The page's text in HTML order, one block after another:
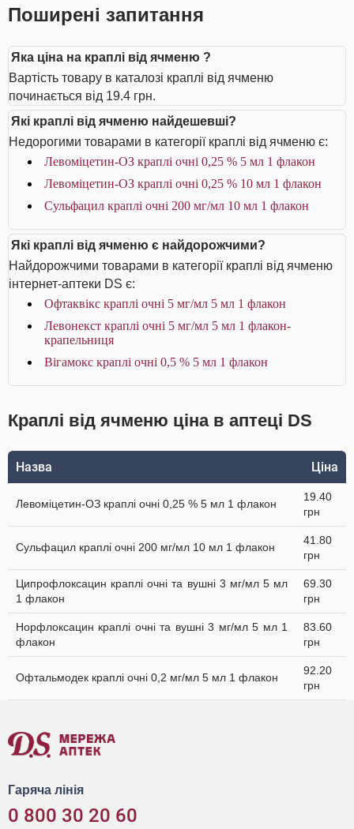
Поширені запитання
Яка ціна на краплі від ячменю ?
Вартість товару в каталозі краплі від ячменю
починається від 19.4 грн.
Які краплі від ячменю найдешевші?
Недорогими товарами в категорії краплі від ячменю є:
Левоміцетин-ОЗ краплі очні 0,25 % 5 мл 1 флакон
Левоміцетин-ОЗ краплі очні 0,25 % 10 мл 1 флакон
Сульфацил краплі очні 200 мг/мл 10 мл 1 флакон
Які краплі від ячменю є найдорожчими?
Найдорожчими товарами в категорії краплі від ячменю
інтернет-аптеки DS є:
Офтаквікс краплі очні 5 мг/мл 5 мл 1 флакон
Левонекст краплі очні 5 мг/мл 5 мл 1 флакон-
крапельниця
Вігамокс краплі очні 0,5 % 5 мл 1 флакон
Краплі від ячменю ціна в аптеці DS
Назва Ціна
Левоміцетин-ОЗ краплі очні 0,25 % 5 мл 1 флакон
19.40
грн
Сульфацил краплі очні 200 мг/мл 10 мл 1 флакон
41.80
грн
Ципрофлоксацин краплі очні та вушні 3 мг/мл 5 мл
1 флакон
69.30
грн
Норфлоксацин краплі очні та вушні 3 мг/мл 5 мл 1
флакон
83.60
грн
Офтальмодек краплі очні 0,2 мг/мл 5 мл 1 флакон
92.20
грн
Гаряча лінія
0 800 30 20 60